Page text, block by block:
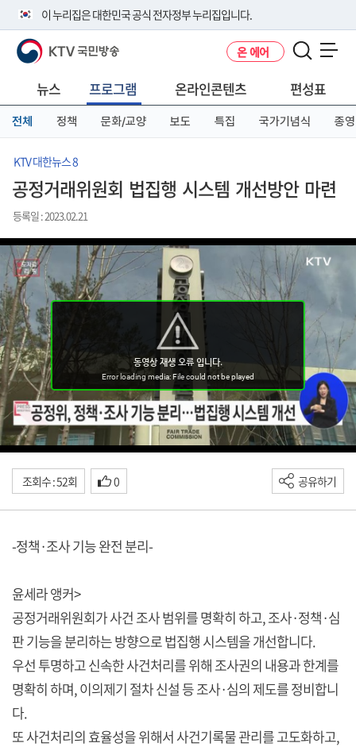
이 누리집은 대한민국 공식 전자정부 누리집입니다.
공식 누리집 주소 확인하기
니다.
이밖에 or.kr 또는 .kr등 다른 도메인 주소를 사용하고 있다면 아래 URL에
서 도메인 주소를 확인해 보세요
KTV 국민방송 온 에어
뉴스 프로그램 온라인콘텐츠 편성표
전체 정책 문화/교양 보도 특집 국가기념식 종영
KTV 대한뉴스 8
공정거래위원회 법집행 시스템 개선방안 마련
등록일 : 2023.02.21
조회수 : 52회 0 공유하기
-정책·조사 기능 완전 분리-
윤세라 앵커>
공정거래위원회가 사건 조사 범위를 명확히 하고, 조사·정책·심
판 기능을 분리하는 방향으로 법집행 시스템을 개선합니다.
우선 투명하고 신속한 사건처리를 위해 조사권의 내용과 한계를
명확히 하며, 이의제기 절차 신설 등 조사·심의 제도를 정비합니
다.
또 사건처리의 효율성을 위해서 사건기록물 관리를 고도화하고,